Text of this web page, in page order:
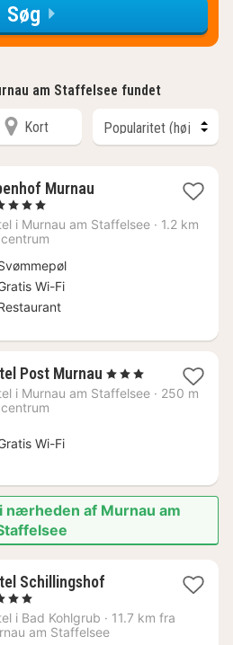
Søg
am Staffelsee fundet
Kort
Murnau1
fra
i Murnau am Staffelsee · 1.2 km
Wi-Fi
Post Murnau 1
nat
, 3 Stjerner
i Murnau am Staffelsee · 250 m
Wi-Fi
nærheden af Murnau am
Schillingshof1
fra
1144
i Bad Kohlgrub · 11.7 km fra
am Staffelsee